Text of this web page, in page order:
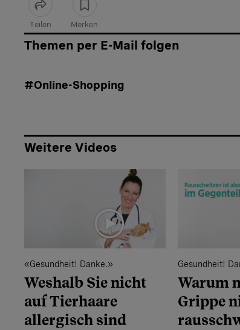
Teilen Merken
Artikel teilen
Themen per E-Mail folgen
#Online-Shopping
Weitere Videos
«Gesundheit! Danke.»
Weshalb Sie nicht
auf Tierhaare
allergisch sind
Gesundheit!
Warum
Grippe